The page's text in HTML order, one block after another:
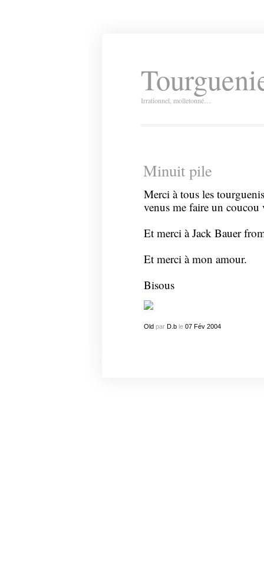
Irrationnel, molletonné…
Minuit pile
Merci à tous les
venus me faire un coucou
Et merci à Jack Bauer
Et merci à mon amour.
Bisous
Old par D.ble 07 Fév 2004